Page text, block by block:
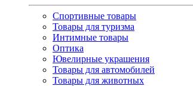
Спортивные товары
Товары для туризма
Интимные товары
Оптика
Ювелирные украшения
Товары для автомобилей
Товары для животных